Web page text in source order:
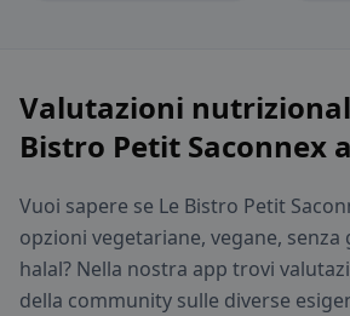
Valutazioni
Bistro Petit Saconnex
Vuoi sapere se Le Bistro Petit
opzioni vegetariane, vegane,
halal? Nella nostra app trovi
della community sulle diverse